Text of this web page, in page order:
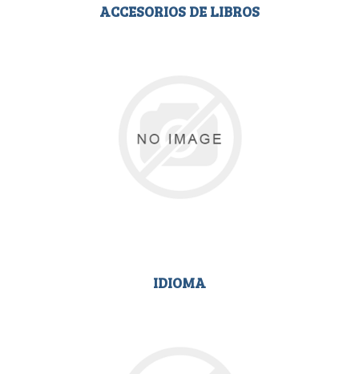
ACCESORIOS DE LIBROS
IDIOMA